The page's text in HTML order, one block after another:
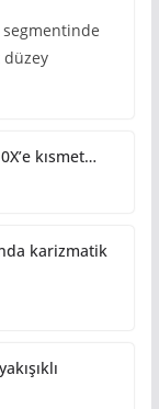
segmentinde
düzey
kısmet…
karizmatik